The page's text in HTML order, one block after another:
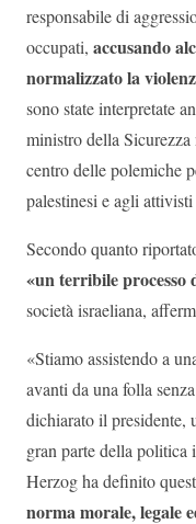
responsabile di
occupati, accusando
normalizzato la
sono state interpretate
ministro della Sicurezza
centro delle polemiche
palestinesi e agli
Secondo quanto
«un terribile processo
società israeliana,
«Stiamo assistendo a
avanti da una folla
dichiarato il
gran parte della politica
Herzog ha definito
norma morale, legale